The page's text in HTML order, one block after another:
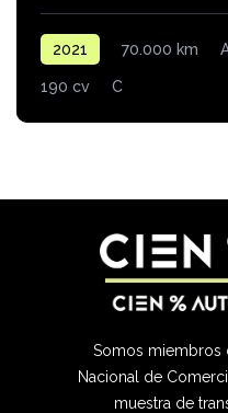
2021 70.000 km
190 cv C
Somos miembros
Nacional de
muestra de